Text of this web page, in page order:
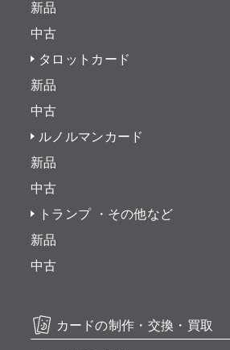
新品
中古
タロットカード
新品
中古
ルノルマンカード
新品
中古
トランプ ・その他など
新品
中古
カードの制作・交換・買取